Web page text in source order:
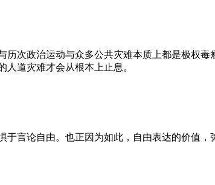
次政治运动与众多公共灾难本质上都是极权
道灾难才会从根本上止息。
言论自由。也正因为如此，自由表达的价值